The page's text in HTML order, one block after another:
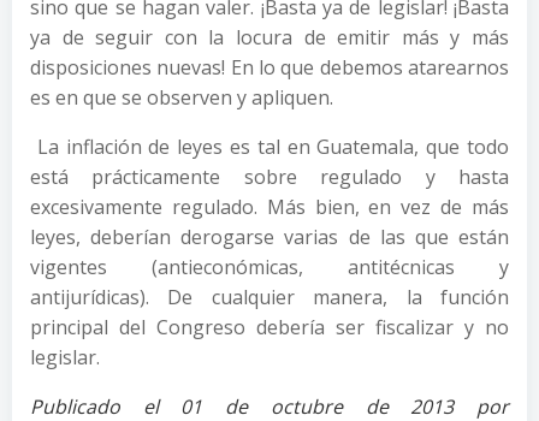
sino que se hagan valer. ¡Basta ya de legislar! ¡Basta
ya de seguir con la locura de emitir más y más
disposiciones nuevas! En lo que debemos atarearnos
es en que se observen y apliquen.
La inflación de leyes es tal en Guatemala, que todo
está prácticamente sobre regulado y hasta
excesivamente regulado. Más bien, en vez de más
leyes, deberían derogarse varias de las que están
vigentes (antieconómicas, antitécnicas y
antijurídicas). De cualquier manera, la función
principal del Congreso debería ser fiscalizar y no
legislar.
Publicado el 01 de octubre de 2013 por